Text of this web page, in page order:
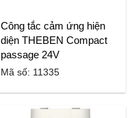
Công tắc cảm ứng hiện
diện THEBEN Compact
passage 24V
Mã số: 11335